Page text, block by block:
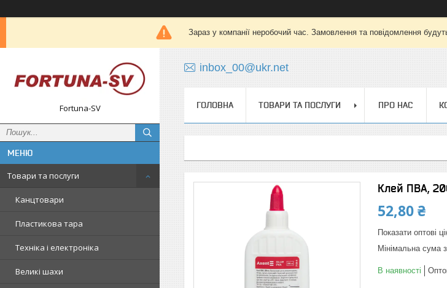
Зараз у компанії неробочий час. Замовлення та повідомлення
Fortuna-SV
Товари та послуги
Канцтовари
Пластикова тара
Техніка і електроніка
Великі шахи
inbox_00@ukr.net
ГОЛОВНА ТОВАРИ ТА ПОСЛУГИ ПРО НАС
Клей ПВА,
52,80 ₴
Показати оптові
Мінімальна сума
В наявності